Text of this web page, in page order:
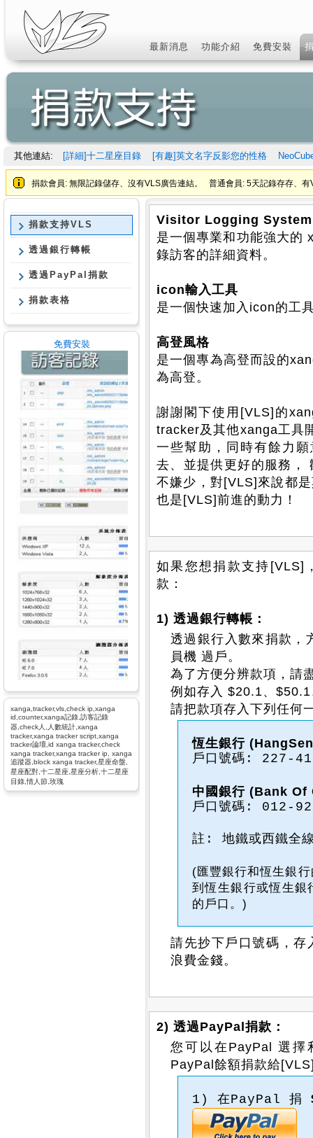
最新消息 功能介紹 免費安裝
其他連結: [詳細]十二星座目錄 [有趣]英文名字反影您的性格
捐款會員: 無限記錄儲存、沒有VLS廣告連結。 普通會員: 5天記錄存存、有
捐款支持VLS
透過銀行轉帳
透過PayPal捐款
捐款表格
免費安裝
xanga,tracker,vls,check ip,xanga
id,counter,xanga記錄,訪客記錄
器,check人,人數統計,xanga
tracker,xanga tracker script,xanga
tracker論壇,id xanga tracker,check
xanga tracker,xanga tracker ip, xanga
追蹤器,block xanga tracker,星座命盤,
星座配對,十二星座,星座分析,十二星座
目錄,情人節,玫瑰
Visitor Logging System
是一個專業和功能強大的
錄訪客的詳細資料。
icon輸入工具
是一個快速加入icon的工
高登風格
是一個專為高登而設的
為高登。
謝謝閣下使用[VLS]的
tracker及其他xanga工具
一些幫助，同時有餘力
去、並提供更好的服務，
不嫌少，對[VLS]來說都
也是[VLS]前進的動力！
如果您想捐款支持[VLS]
款：
1) 透過銀行轉帳：
透過銀行入數來捐款
員機 過戶。
為了方便分辨款項，請
例如存入 $20.1、
請把款項存入下列任何
恆生銀行
戶口號碼: 227-
中國銀行 (Bank Of
戶口號碼: 012-
註: 地鐵或西鐵全
(匯豐銀行和恆生銀
到恆生銀行或恆生銀
的戶口。)
請先抄下戶口號碼，存
浪費金錢。
2) 透過PayPal捐款：
您可以在PayPal 選
PayPal餘額捐款給
1) 在PayPal 捐